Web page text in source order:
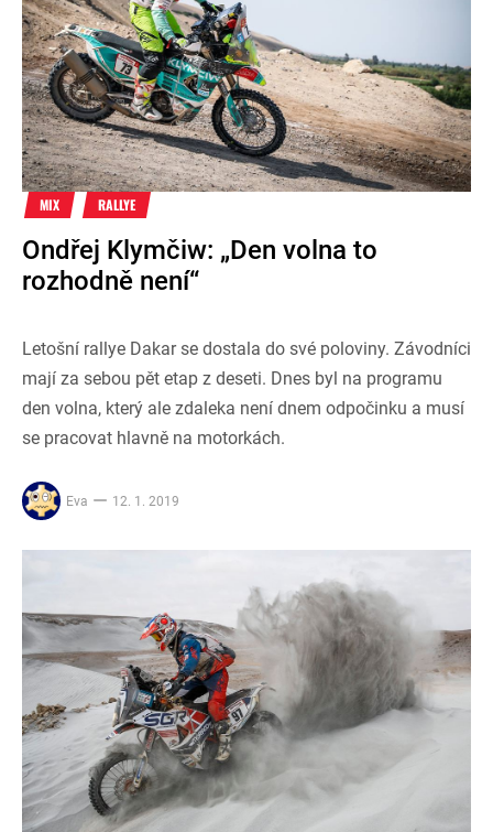
MIX RALLYE
Ondřej Klymčiw: „Den volna to
rozhodně není“
Letošní rallye Dakar se dostala do své poloviny. Závodníci
mají za sebou pět etap z deseti. Dnes byl na programu
den volna, který ale zdaleka není dnem odpočinku a musí
se pracovat hlavně na motorkách.
Eva 12. 1. 2019